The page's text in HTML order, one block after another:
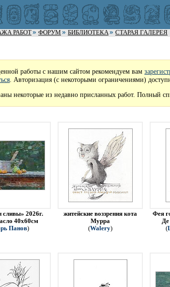
РАБОТ ФОРУМ БИБЛИОТЕКА
СТАРАЯ ГАЛЕРЕЯ
работы с нашим сайтом рекомендуем вам
. Авторизация (с некоторыми ограничениями)
некоторые из недавно присланных работ. Полный
сливы» 2026г.
40х60см
Панов)
житейские воззрения кота
Мурра
(Walery)
Фея
Де
(